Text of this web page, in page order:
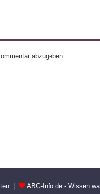
abzugeben.
| ABG-Info.de - Wissen